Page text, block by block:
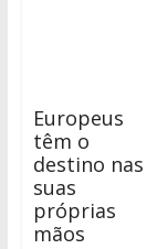
Europeus
têm o
destino nas
suas
próprias
mãos